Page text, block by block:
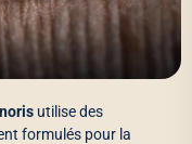
utilise des
formulés pour la